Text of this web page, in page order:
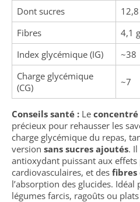
Dont sucres
Fibres
4,1 g
Index glycémique (IG)
~38
Charge glycémique
(CG)
~7
Conseils santé : Le
précieux pour rehausser les
charge glycémique du repas,
version sans sucres ajoutés.
antioxydant puissant aux
cardiovasculaires, et des fibres
l’absorption des glucides. Idéal
légumes farcis, ragoûts ou